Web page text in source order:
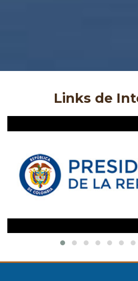
Links de